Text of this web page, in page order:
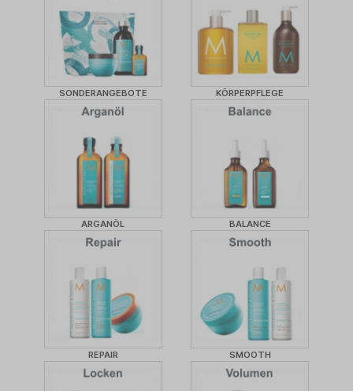
SONDERANGEBOTE KÖRPERPFLEGE
ARGANÖL BALANCE
REPAIR SMOOTH